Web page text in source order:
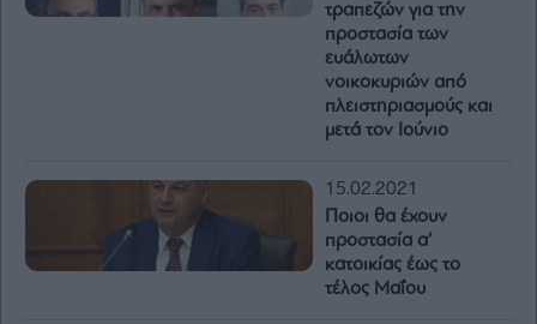
τραπεζών για την
προστασία των
ευάλωτων
νοικοκυριών από
πλειστηριασμούς και
μετά τον Ιούνιο
15.02.2021
Ποιοι θα έχουν
προστασία α’
κατοικίας έως το
τέλος Μαΐου